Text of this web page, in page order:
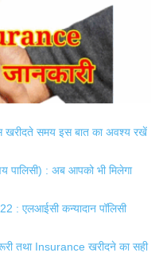
खरीदते समय इस बात का अवश्य रखें
: अब आपको भी मिलेगा
एलआईसी कन्यादान पॉलिसी
तथा Insurance खरीदने का सही